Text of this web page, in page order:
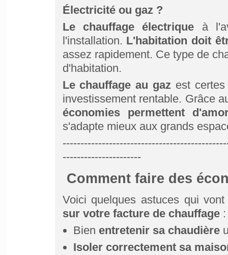
Électricité ou gaz ?
Le chauffage électrique à
l'installation. L'habitation doit
assez rapidement. Ce type de
d'habitation.
Le chauffage au gaz est
investissement rentable. Grâce
économies permettent
s'adapte mieux aux grands
----------------------
Comment faire des
Voici quelques astuces qui
sur votre facture de chauffage :
Bien entretenir sa chaudière
Isoler correctement sa